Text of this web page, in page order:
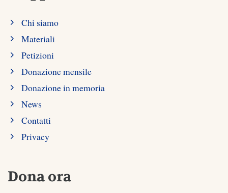
Chi siamo
Materiali
Petizioni
Donazione mensile
Donazione in memoria
News
Contatti
Privacy
Dona ora